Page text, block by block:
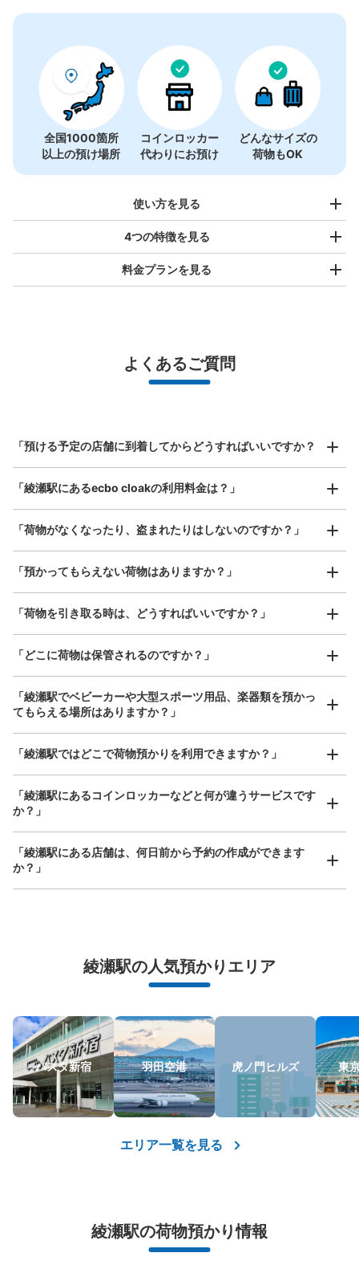
綾瀬駅駅から徒歩1分
本日の営業時間: 06:00 〜 23:00
メトロ入口の事務室側に設置。
支払い方法
現金, ICカード
JR綾瀬駅 西口側コインロッカー
本日の営業時間:06:00〜23:00
保管できる荷物数
中:3/ ¥300小:15
¥200
支払い方法
現金
このコインロッカーの位置を見る
JR綾瀬駅駅から徒歩5分
〜23:00
全国1000箇所
以上の預け場所
コインロッカー
代わりにお預け
どんなサイズの
荷物もOK
使い方を見る
スマホからお店と日時を
指定して事前予約
お店で荷物の写真を
4つの特徴を見る
全国1,000箇所以上と提携
好立地 / 好条件店舗も多数
荷物の破損、盗難等万が一に備えた保証も完備で安心
料金プランを見る
最大辺が45cm未満の大きさのお荷物（リュック、ハンド
バッグ、お手荷物など）
¥800/ 日
器、ベビーカーなど）
よくあるご質問
「預ける予定の店舗に到着してからどうすればいいですか？
「綾瀬駅にあるecbo cloakの利用料金は？」
「荷物がなくなったり、盗まれたりはしないのですか？」
「預かってもらえない荷物はありますか？」
「荷物を引き取る時は、どうすればいいですか？」
「どこに荷物は保管されるのですか？」
「綾瀬駅でベビーカーや大型スポーツ用品、楽器類を預かっ
てもらえる場所はありますか？」
「綾瀬駅ではどこで荷物預かりを利用できますか？」
「綾瀬駅にあるコインロッカーなどと何が違うサービスです
か？」
「綾瀬駅にある店舗は、何日前から予約の作成ができます
か？」
綾瀬駅の人気預かりエリア
バスタ新宿 羽田空港 虎ノ門ヒルズ 東
エリア一覧を見る
綾瀬駅の荷物預かり情報